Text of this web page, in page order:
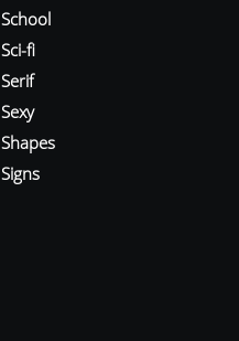
School
Sci-fi
Serif
Sexy
Shapes
Signs